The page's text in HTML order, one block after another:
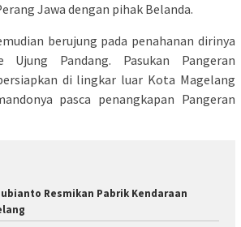
Jawa dengan pihak Belanda.
berujung pada penahanan dirinya
Pandang. Pasukan Pangeran
di lingkar luar Kota Magelang
pasca penangkapan Pangeran
Resmikan Pabrik Kendaraan